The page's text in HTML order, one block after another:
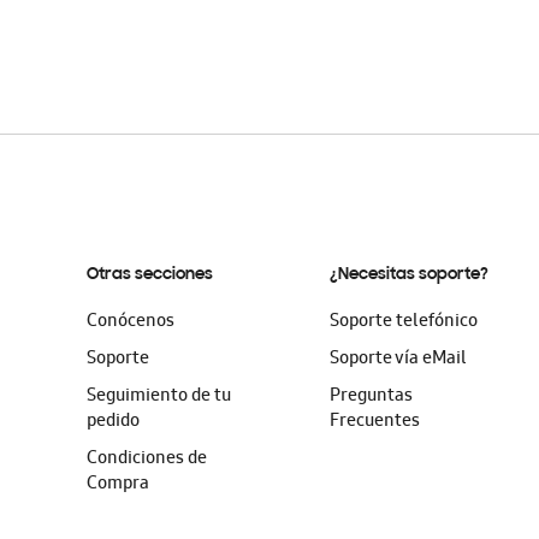
Otras secciones
Conócenos
Soporte
Seguimiento de tu
pedido
Condiciones de
Compra
¿Necesitas soporte?
Soporte telefónico
Soporte vía eMail
Preguntas
Frecuentes